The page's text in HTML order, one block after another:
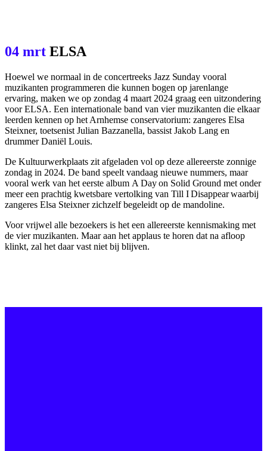
04 mrt ELSA
Hoewel we normaal in de concertreeks Jazz Sundayvooral
muzikanten programmeren die kunnen bogen op jarenlange
ervaring, maken we op zondag 4 maart 2024 graag een uitzondering
voor ELSA. Een internationale band van vier muzikanten die elkaar
leerden kennen op het Arnhemse conservatorium: zangeres Elsa
Steixner, toetsenist Julian Bazzanella, bassist Jakob Lang en
drummer Daniël Louis.
De Kultuurwerkplaats zit afgeladen vol op deze allereerste zonnige
zondag in 2024. De band speelt vandaag nieuwe nummers, maar
vooral werk van het eerste album A Day on Solid Ground met onder
meer een prachtig kwetsbare vertolking van Till I Disappearwaarbij
zangeres Elsa Steixner zichzelf begeleidt op de mandoline.
Voor vrijwel alle bezoekers is het een allereerste kennismaking met
de vier muzikanten. Maar aan het applaus te horen dat na afloop
klinkt, zal het daar vast niet bij blijven.